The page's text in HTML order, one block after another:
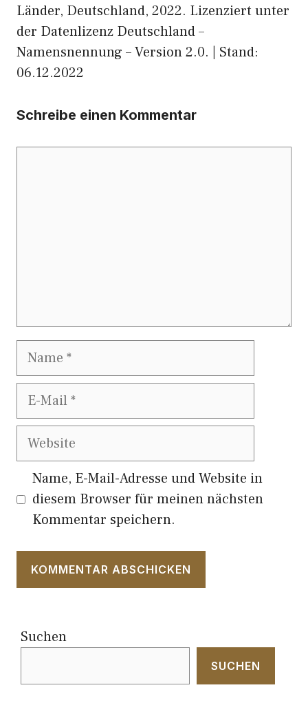
Länder, Deutschland, 2022. Lizenziert unter
der Datenlizenz Deutschland –
Namensnennung – Version 2.0. | Stand:
06.12.2022
Schreibe einen Kommentar
Name
E-
Website
Name, E-Mail-Adresse und Website in
diesem Browser für meinen nächsten
Kommentar speichern.
Suchen
SUCHEN